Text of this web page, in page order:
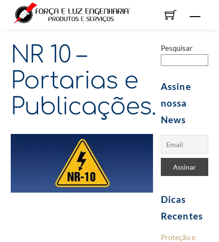
NR 10 –
Portarias e
Publicações.
Pesquisar
Assine
nossa
News
Dicas
Recentes
Proteção e